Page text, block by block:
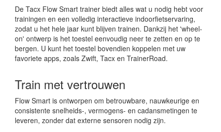
De Tacx Flow Smart trainer biedt alles wat u nodig hebt voor
trainingen en een volledig interactieve indoorfietservaring,
zodat u het hele jaar kunt blijven trainen. Dankzij het 'wheel-
on' ontwerp is het toestel eenvoudig neer te zetten en op te
bergen. U kunt het toestel bovendien koppelen met uw
favoriete apps, zoals Zwift, Tacx en TrainerRoad.
Train met vertrouwen
Flow Smart is ontworpen om betrouwbare, nauwkeurige en
consistente snelheids-, vermogens- en cadansmetingen te
leveren, zonder dat externe sensoren nodig zijn.